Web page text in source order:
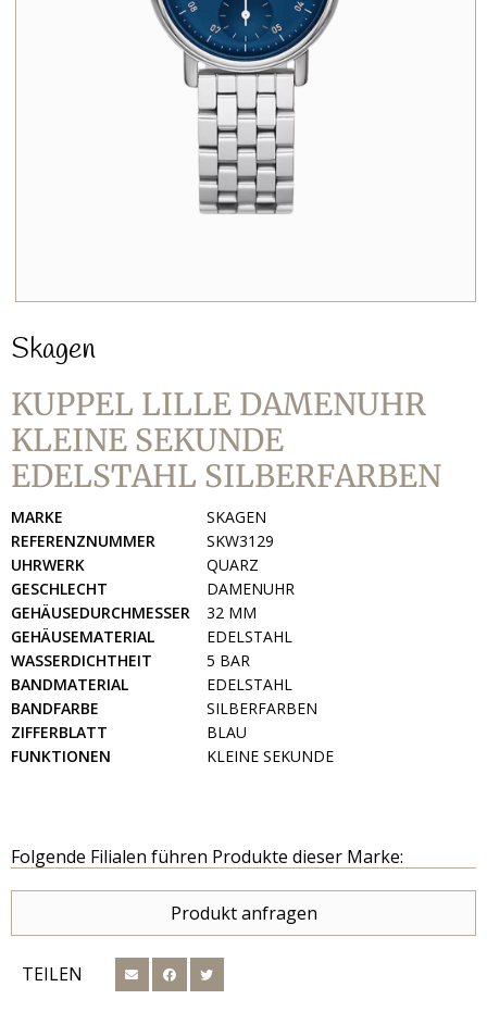
Skagen
KUPPEL LILLE DAMENUHR
KLEINE SEKUNDE
EDELSTAHL SILBERFARBEN
MARKE
SKAGEN
REFERENZNUMMER
SKW3129
UHRWERK
QUARZ
GESCHLECHT
DAMENUHR
GEHÄUSEDURCHMESSER
32 MM
GEHÄUSEMATERIAL
EDELSTAHL
WASSERDICHTHEIT
5 BAR
BANDMATERIAL
EDELSTAHL
BANDFARBE
SILBERFARBEN
ZIFFERBLATT
BLAU
FUNKTIONEN
KLEINE SEKUNDE
Folgende Filialen führen Produkte dieser Marke:
Produkt anfragen
TEILEN